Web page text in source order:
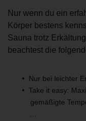
Nur wenn du ein
Körper bestens
Sauna trotz
beachtest die
Nur bei leichter
Take it easy:
gemäßigte
...